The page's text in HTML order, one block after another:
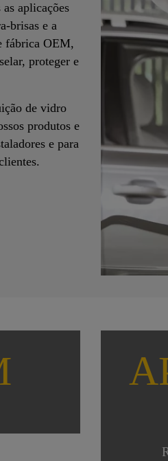
aplicações
brisas e a
fábrica OEM,
proteger e
de vidro
produtos e
e para